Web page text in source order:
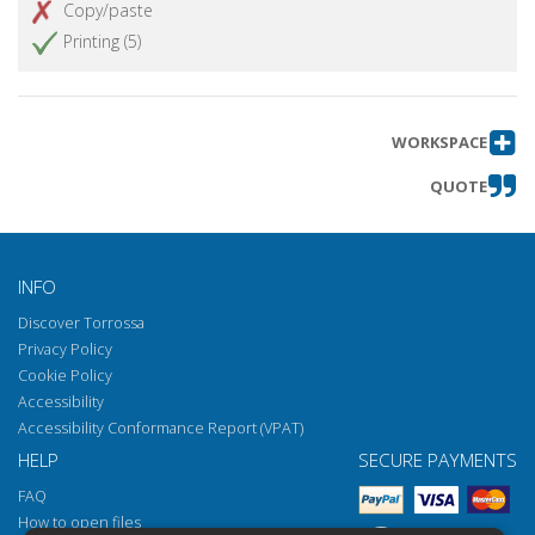
Copy/paste
Printing (5)
WORKSPACE
QUOTE
INFO
Discover Torrossa
Privacy Policy
Cookie Policy
Accessibility
Accessibility Conformance Report (VPAT)
HELP
FAQ
How to open files
SECURE PAYMENTS